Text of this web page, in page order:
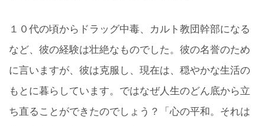
１０代の頃からドラッグ中毒、カルト教団幹部になる
など、彼の経験は壮絶なものでした。彼の名誉のため
に言いますが、彼は克服し、現在は、穏やかな生活の
もとに暮らしています。ではなぜ人生のどん底から立
ち直ることができたのでしょう？「心の平和。それは